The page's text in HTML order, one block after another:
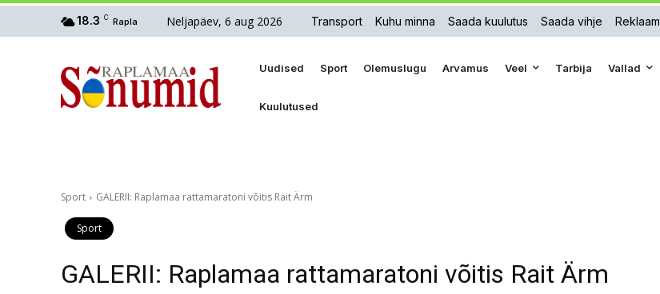
18.3 C Rapla Neljapäev, 6 aug 2026 Transport Kuhu minna Saada kuulutus Saada vihje Reklaam
Uudised Sport Olemuslugu Arvamus Veel Tarbija Vallad
Kuulutused
Sport GALERII: Raplamaa rattamaratoni võitis Rait Ärm
Sport
GALERII: Raplamaa rattamaratoni võitis Rait Ärm